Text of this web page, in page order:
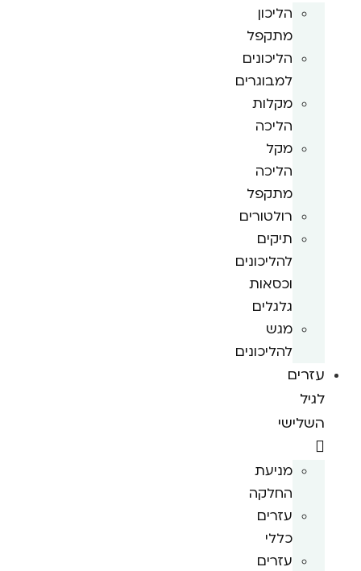
הליכון
מתקפל
הליכונים
למבוגרים
מקלות
הליכה
מקל
הליכה
מתקפל
רולטורים
תיקים
להליכונים
וכסאות
גלגלים
מגש
להליכונים
עזרים
לגיל
השלישי
מניעת
החלקה
עזרים
כללי
עזרים